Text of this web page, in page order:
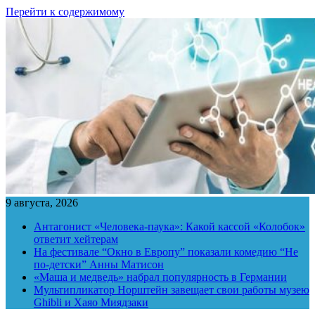
Перейти к содержимому
9 августа, 2026
Антагонист «Человека-паука»: Какой кассой «Колобок»
ответит хейтерам
На фестивале “Окно в Европу” показали комедию “Не
по-детски” Анны Матисон
«Маша и медведь» набрал популярность в Германии
Мультипликатор Норштейн завещает свои работы музею
Ghibli и Хаяо Миядзаки